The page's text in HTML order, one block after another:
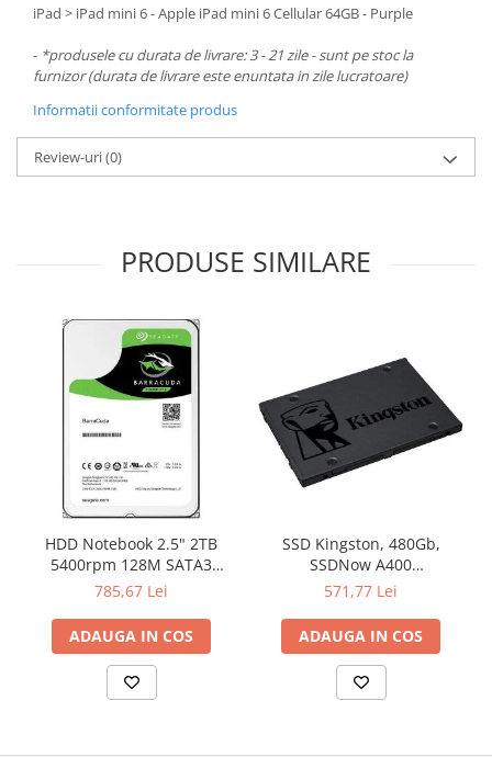
Componente Server
Servere
Printing
Imprimante 3D
TV, Multimedia & Electronice
Televizoare & accesorii
Multiboard & Accessorii
Multimedia
Foto & Video
Cloud si Aplicatii SaaS
Sisteme Videoconferinta
Securitate Date
Firewall
Antivirus
iPad > iPad mini 6 - Apple iPad mini 6 Cellular 64GB - Purple
- *produsele cu durata de livrare: 3 - 21 zile - sunt pe stoc la
furnizor (durata de livrare este enuntata in zile lucratoare)
Informatii conformitate produs
Review-uri(0)
PRODUSE SIMILARE
HDD Notebook 2.5" 2TB
5400rpm 128M SATA3
SEAGATE
785,67 Lei
ADAUGA IN COS
SSD Kingston, 480Gb,
SSDNow A400
"SA400S37/480G"
571,77 Lei
ADAUGA IN COS